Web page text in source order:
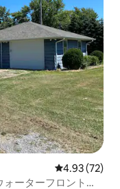
レビュー72
4.93 (72)
ーターフロントの